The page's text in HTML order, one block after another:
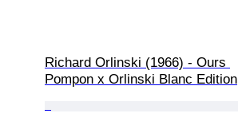
Richard Orlinski (1966) - Ours
Pompon x Orlinski Blanc Edition